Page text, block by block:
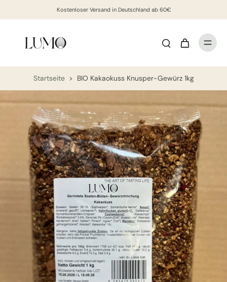
Kostenloser Versand in Deutschland ab 60€
Startseite > BIO Kakaokuss Knusper-Gewürz 1kg